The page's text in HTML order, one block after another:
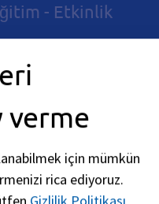
- Etkinlik
verme
için mümkün
rica ediyoruz.